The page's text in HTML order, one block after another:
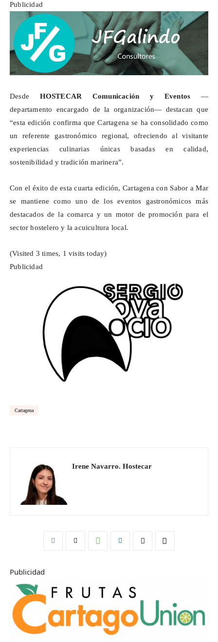
Publicidad
Desde HOSTECAR Comunicación y Eventos —
departamento encargado de la organización— destacan que
“esta edición confirma que Cartagena se ha consolidado como
un referente gastronómico regional, ofreciendo al visitante
experiencias culinarias únicas basadas en calidad,
sostenibilidad y tradición marinera”.
Con el éxito de esta cuarta edición, Cartagena con Sabor a Mar
se mantiene como uno de los eventos gastronómicos más
destacados de la comarca y un motor de promoción para el
sector hostelero y la acuicultura local.
(Visited 3 times, 1 visits today)
Publicidad
Cartagena
Irene Navarro. Hostecar
Publicidad